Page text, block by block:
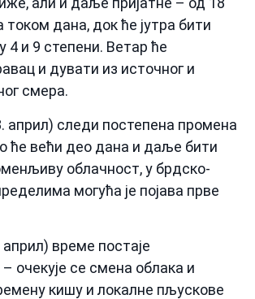
током дана, док ће јутра бити
4 и 9 степени. Ветар ће
и дувати из источног и
смера.
април) следи постепена промена
ће већи део дана и даље бити
облачност, у брдско-
могућа је појава прве
време постаје
очекује се смена облака и
кишу и локалне пљускове